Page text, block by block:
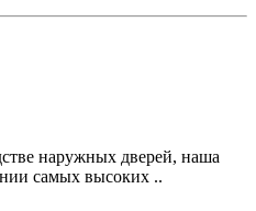
наружных дверей, наша
самых высоких ..